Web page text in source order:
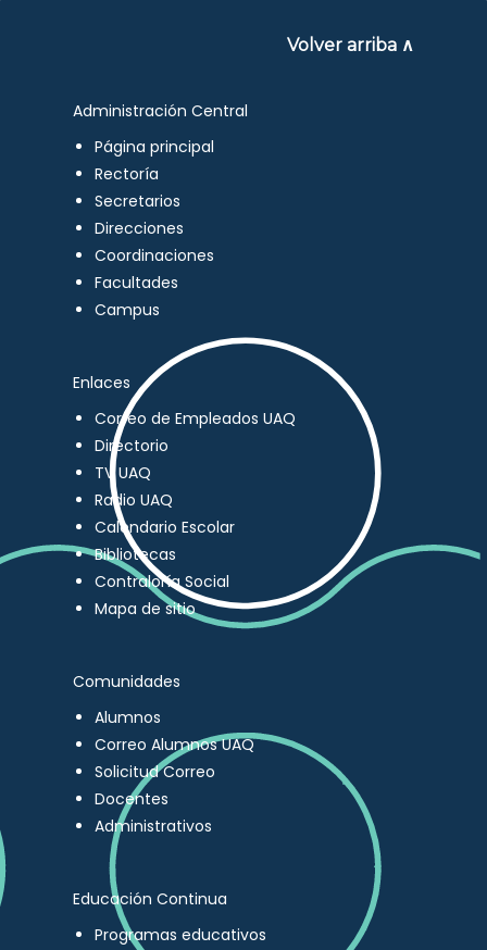
Volver arriba ∧
Administración Central
Página principal
Rectoría
Secretarios
Direcciones
Coordinaciones
Facultades
Campus
Enlaces
Correo de Empleados UAQ
Directorio
TV UAQ
Radio UAQ
Calendario Escolar
Bibliotecas
Contraloría Social
Mapa de sitio
Comunidades
Alumnos
Correo Alumnos UAQ
Solicitud Correo
Docentes
Administrativos
Educación Continua
Programas educativos